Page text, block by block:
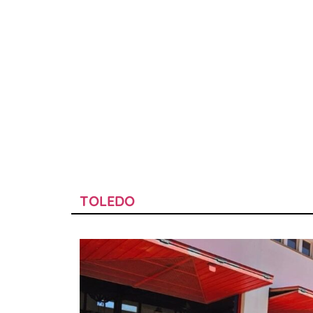
TOLEDO